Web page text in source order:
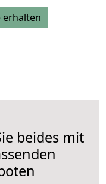
erhalten
beides mit